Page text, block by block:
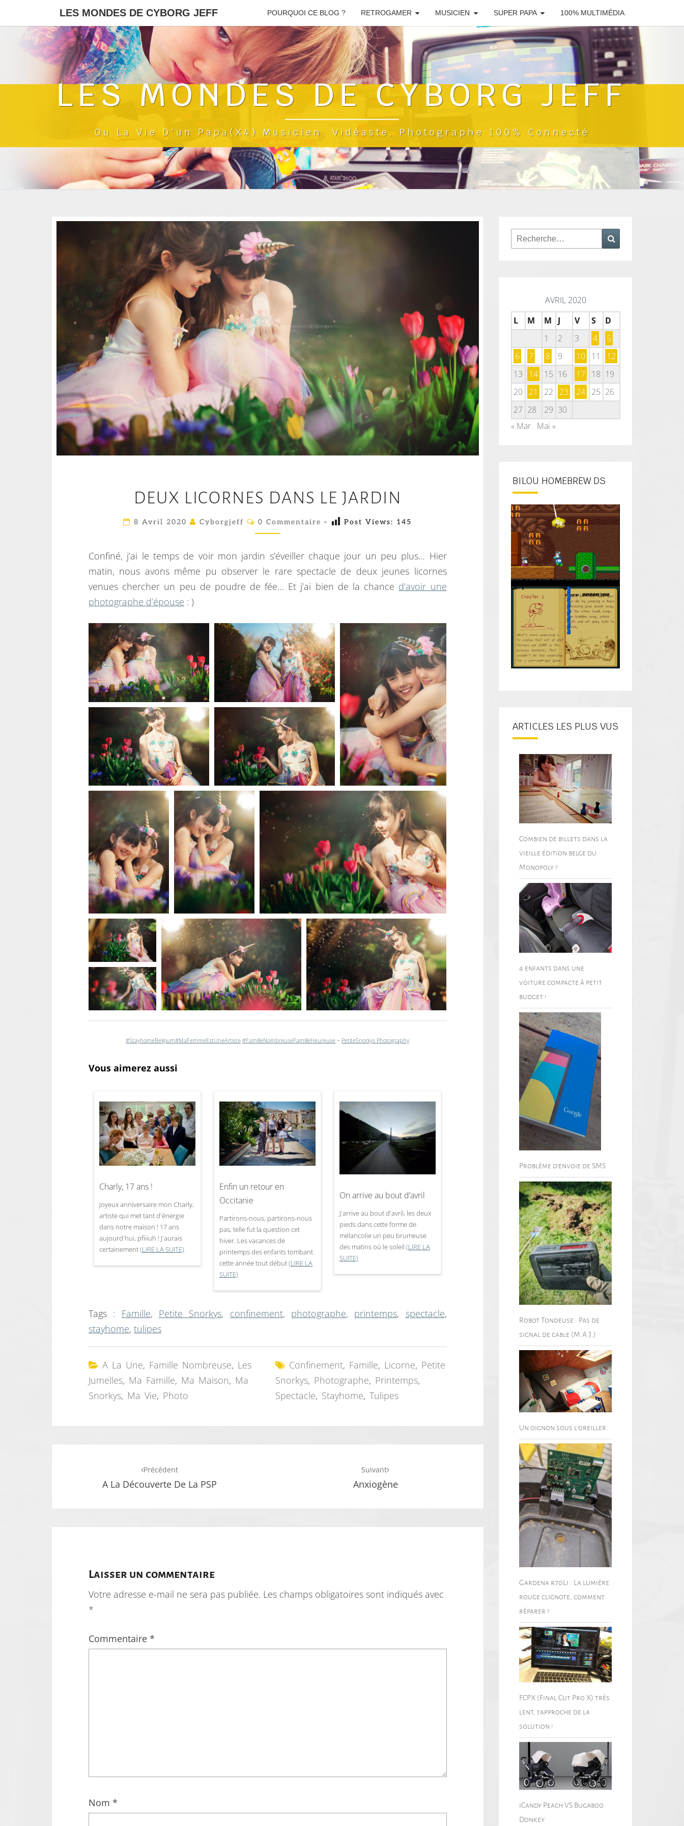
LES MONDES DE CYBORG JEFF POURQUOI CE BLOG ? RETROGAMER MUSICIEN SUPER PAPA 100% MULTIMÉDIA
LES MONDES DE CYBORG JEFF
Ou La Vie D'un Papa(x4) Musicien, Vidéaste, Photographe 100% Connecté
E
X
I
C
O
N
E
S
D
A
N
S
L
E
J
A
R
DEUX LICORNES DANS LE JARDIN
8 Avril 2020 Cyborgjeff
C
M
E
N
T
A
I
0 Commentaire - Post Views: 145
Confiné, j’ai le temps de voir mon jardin s’éveiller chaque jour un peu plus… Hier
matin, nous avons même pu observer le rare spectacle de deux jeunes licornes
venues chercher un peu de poudre de fée… Et j’ai bien de la chance d’avoir une
photographe d’épouse : )
#StayhomeBelgium#MaFemmeEstUneArtiste #FamilleNombreuseFamilleHeureuse – PetiteSnorkys Photography
Vous aimerez aussi
Charly, 17 ans !
Joyeux anniversaire mon Charly,
artiste qui met tant d'énergie
dans notre maison ! 17 ans
aujourd'hui, pfiiiuh ! J'aurais
certainement(LIRE LA SUITE)
Enfin un retour en
Occitanie
Partirons-nous, partirons-nous
pas, telle fut la question cet
hiver. Les vacances de
printemps des enfants tombant
cette année tout début(LIRE LA
SUITE)
On arrive au bout d’avril
J'arrive au bout d'avril, les deux
pieds dans cette forme de
mélancolie un peu brumeuse
des matins où le soleil(LIRE LA
SUITE)
Tags : Famille, Petite Snorkys, confinement, photographe, printemps, spectacle,
stayhome, tulipes
A La Une, Famille Nombreuse, Les
Jumelles, Ma Famille, Ma Maison, Ma
Snorkys, Ma Vie, Photo
Confinement, Famille, Licorne, Petite
Snorkys, Photographe, Printemps,
Spectacle, Stayhome, Tulipes
d'article
Précédent
A La Découverte De La PSP
Suivant
Anxiogène
Laisser un commentaire
Votre adresse e-mail ne sera pas publiée. Les champs obligatoires sont indiqués avec
*
Commentaire *
Nom *
Rechercher :
AVRIL 2020
L
M M J V S
D
1
2 3 4
5
6
7 8 9 10 11
12
13
14 15 16 17 18 19
20
21 22 23 24 25 26
27 28 29 30
« Mar
Mai »
BILOU HOMEBREW DS
ARTICLES LES PLUS VUS
Combien de billets dans la
vieille édition belge du
Monopoly ?
4 enfants dans une
voiture compacte à petit
budget !
Problème d’envoie de SMS
Robot Tondeuse : Pas de
signal de cable (M.A.J.)
Un oignon sous l’oreiller
Gardena r70Li : La lumière
rouge clignote, comment
réparer ?
FCPX (Final Cut Pro X) très
lent, j’approche de la
solution !
iCandy Peach VS Bugaboo
Donkey